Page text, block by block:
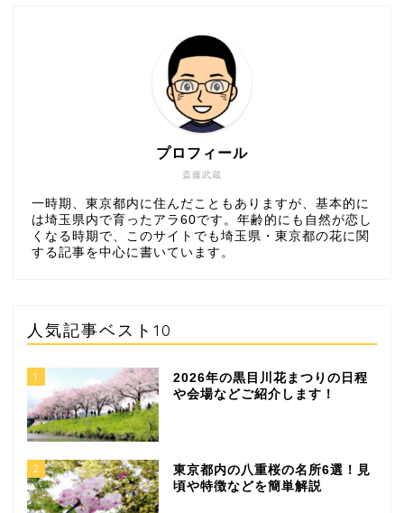
斎藤武蔵
プロフィール
一時期、東京都内に住んだこともありますが、基本的に
は埼玉県内で育ったアラ60です。年齢的にも自然が恋し
くなる時期で、このサイトでも埼玉県・東京都の花に関
する記事を中心に書いています。
人気記事ベスト10
1
2026年の黒目川花まつりの日程
や会場などご紹介します！
2
東京都内の八重桜の名所6選！見
頃や特徴などを簡単解説